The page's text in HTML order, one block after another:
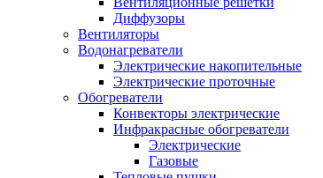
Диффузоры
Вентиляторы
Водонагреватели
Электрические накопительные
Электрические проточные
Обогреватели
Конвекторы электрические
Инфракрасные обогреватели
Электрические
Газовые